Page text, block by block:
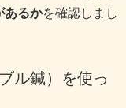
あるかを確認しまし
ル鍼）を使っ